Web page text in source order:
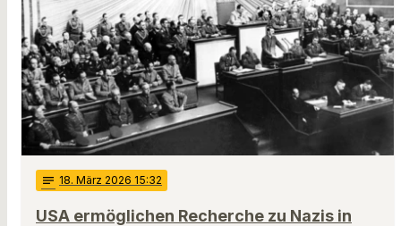
notes 18. März 2026 15:32
USA ermöglichen Recherche zu Nazis in